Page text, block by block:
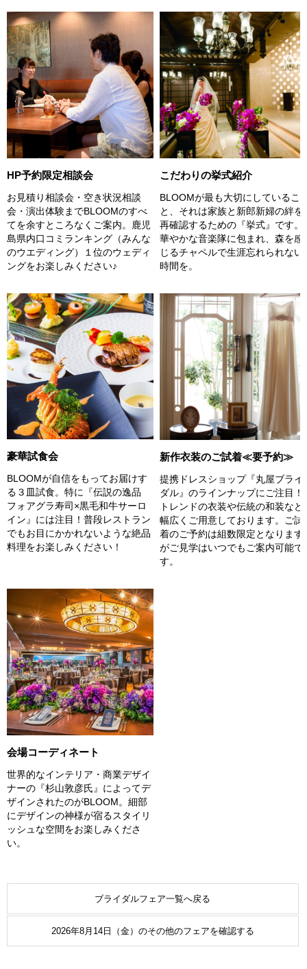
HP予約限定相談会
お見積り相談会・空き状況相談
会・演出体験までBLOOMのすべ
てを余すところなくご案内。鹿児
島県内口コミランキング（みんな
のウエディング）１位のウェディ
ングをお楽しみください♪
こだわりの挙式紹介
BLOOMが最も大切にしているこ
と、それは家族と新郎新婦の絆を
再確認するための『挙式』です。
華やかな音楽隊に包まれ、森を感
じるチャペルで生涯忘れられない
時間を。
豪華試食会
BLOOMが自信をもってお届けす
る３皿試食。特に『伝説の逸品
フォアグラ寿司×黒毛和牛サーロ
イン』には注目！普段レストラン
でもお目にかかれないような絶品
料理をお楽しみください！
新作衣装のご試着≪要予約≫
提携ドレスショップ『丸屋ブライ
ダル』のラインナップにご注目！
トレンドの衣装や伝統の和装など
幅広くご用意しております。ご試
着のご予約は組数限定となります
がご見学はいつでもご案内可能で
す。
会場コーディネート
世界的なインテリア・商業デザイ
ナーの『杉山敦彦氏』によってデ
ザインされたのがBLOOM。細部
にデザインの神様が宿るスタイリ
ッシュな空間をお楽しみくださ
い。
ブライダルフェア一覧へ戻る
2026年8月14日（金）のその他のフェアを確認する